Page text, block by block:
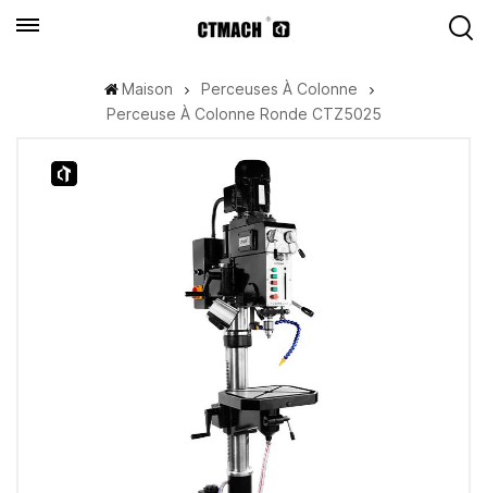
Maison
Perceuses À Colonne
Perceuse À Colonne Ronde CTZ5025